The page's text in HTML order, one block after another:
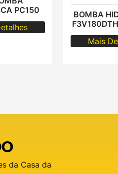
PC150
BOMBA
Mais
da Casa da